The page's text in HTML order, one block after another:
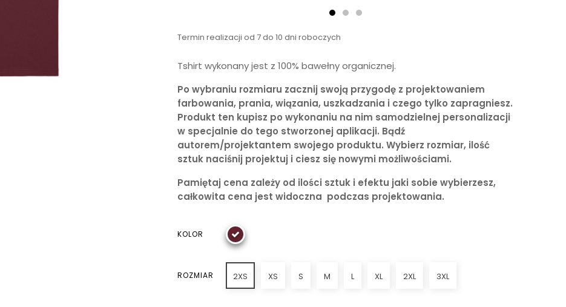
Termin realizacji od 7 do 10 dni roboczych
Tshirt wykonany jest z 100% bawełny organicznej.
Po wybraniu rozmiaru zacznij swoją przygodę z projektowaniem
farbowania, prania, wiązania, uszkadzania i czego tylko zapragniesz.
Produkt ten kupisz po wykonaniu na nim samodzielnej personalizacji
w specjalnie do tego stworzonej aplikacji. Bądź
autorem/projektantem swojego produktu. Wybierz rozmiar, ilość
sztuk naciśnij projektuj i ciesz się nowymi możliwościami.
Pamiętaj cena zależy od ilości sztuk i efektu jaki sobie wybierzesz,
całkowita cena jest widoczna podczas projektowania.
KOLOR
ROZMIAR 2XS XS S M L XL 2XL 3XL